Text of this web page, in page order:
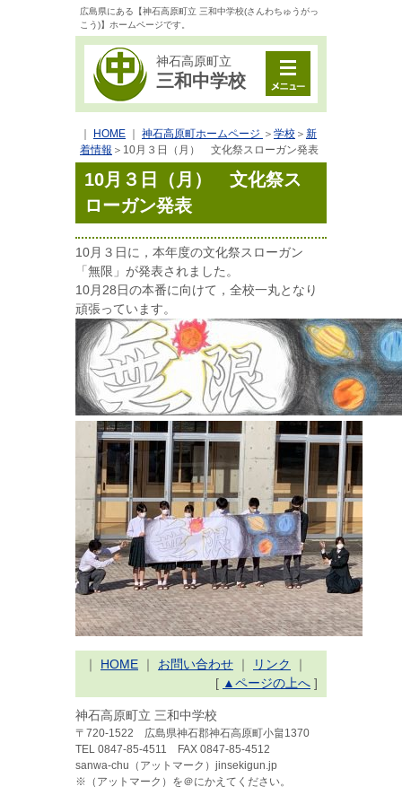
広島県にある【神石高原町立 三和中学校(さんわちゅうがっ
こう)】ホームページです。
神石高原町立
三和中学校
HOME 神石高原町ホームページ ＞ 学校 ＞ 新
着情報 ＞ 10月３日（月） 文化祭スローガン発表
10月３日（月） 文化祭ス
ローガン発表
10月３日に，本年度の文化祭スローガン
「無限」が発表されました。
10月28日の本番に向けて，全校一丸となり
頑張っています。
｜ HOME ｜ お問い合わせ ｜ リンク
｜
[ ▲ページの上へ ]
神石高原町立 三和中学校
〒720-1522 広島県神石郡神石高原町小畠1370
TEL 0847-85-4511 FAX 0847-85-4512
sanwa-chu（アットマーク）jinsekigun.jp
※（アットマーク）を＠にかえてください。